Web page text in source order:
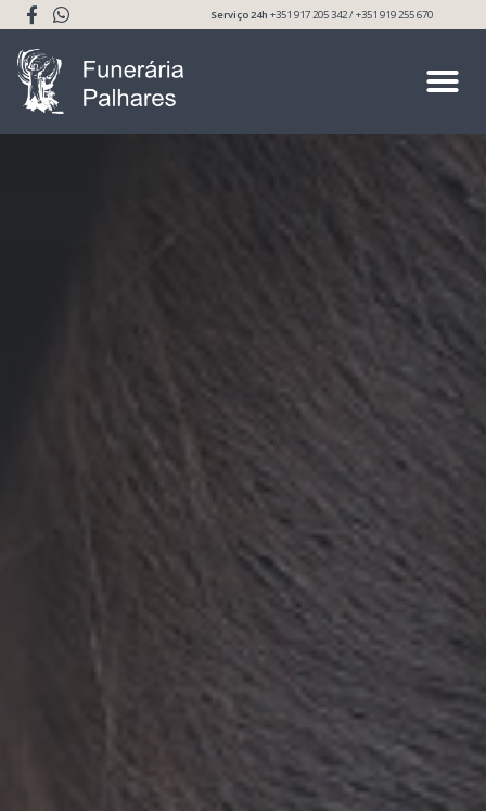
Serviço 24h+351 917 205 342 / +351 919 255 670